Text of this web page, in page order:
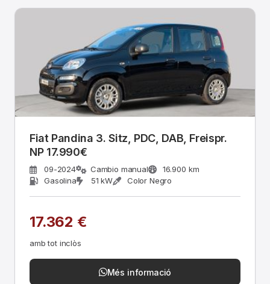
Fiat Pandina 3. Sitz, PDC, DAB, Freispr.
NP 17.990€
09-2024 Cambio manual
16.900 km
Gasolina
51 kW Color Negro
17.362 €
amb tot inclòs
Més informació